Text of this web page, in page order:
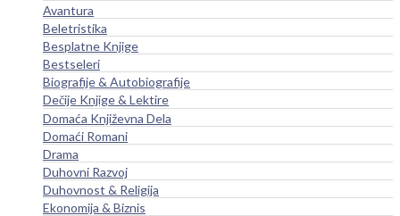
Avantura
Beletristika
Besplatne Knjige
Bestseleri
Biografije & Autobiografije
Dečije Knjige & Lektire
Domaća Književna Dela
Domaći Romani
Drama
Duhovni Razvoj
Duhovnost & Religija
Ekonomija & Biznis